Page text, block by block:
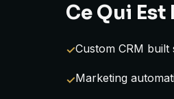
Ce Qui
Custom CRM
Marketing